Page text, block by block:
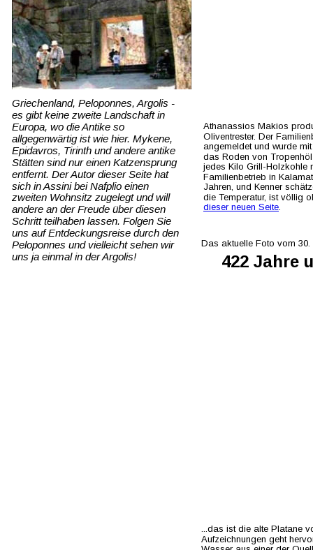
Griechenland, Peloponnes, Argolis -
es gibt keine zweite Landschaft in
Europa, wo die Antike so
allgegenwärtig ist wie hier. Mykene,
Epidavros, Tirinth und andere antike
Stätten sind nur einen Katzensprung
entfernt. Der Autor dieser Seite hat
sich in Assini bei Nafplio einen
zweiten Wohnsitz zugelegt und will
andere an der Freude über diesen
Schritt teilhaben lassen. Folgen Sie
uns auf Entdeckungsreise durch den
Peloponnes und vielleicht sehen wir
uns ja einmal in der Argolis!
Das aktuelle Foto vom 30.
422 Jahre
...das ist die alte Platane
Aufzeichnungen geht
Athanassios Makios
Oliventrester. Der
angemeldet und wurde
das Roden von
jedes Kilo Grill-Holzkohle
Familienbetrieb in
Jahren, und Kenner
die Temperatur, ist völlig
dieser neuen Seite.